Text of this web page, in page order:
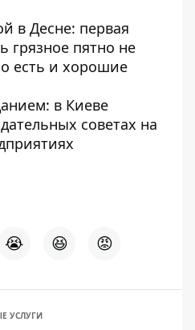
в Десне: первая
грязное пятно не
есть и хорошие
в Киеве
советах на
😭 😆 😡
УСЛУГИ